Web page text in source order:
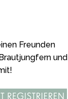
Freunden
und